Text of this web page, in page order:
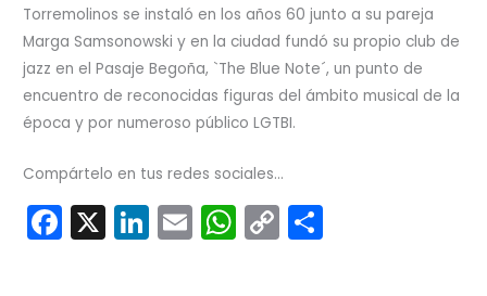
Torremolinos se instaló en los años 60 junto a su pareja
Marga Samsonowski y en la ciudad fundó su propio club de
jazz en el Pasaje Begoña, `The Blue Note´, un punto de
encuentro de reconocidas figuras del ámbito musical de la
época y por numeroso público LGTBI.
Compártelo en tus redes sociales...
F
a
X Li
n
E
m
W
h
C
o